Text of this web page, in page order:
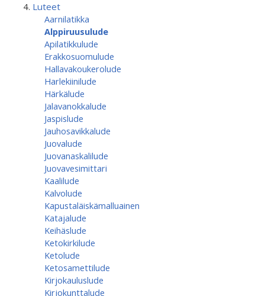
Luteet
Aarnilatikka
Alppiruusulude
Apilatikkulude
Erakkosuomulude
Hallavakoukerolude
Harlekiinilude
Härkälude
Jalavanokkalude
Jaspislude
Jauhosavikkalude
Juovalude
Juovanaskalilude
Juovavesimittari
Kaalilude
Kalvolude
Kapustaläiskämalluainen
Katajalude
Keihäslude
Ketokirkilude
Ketolude
Ketosamettilude
Kirjokauluslude
Kirjokunttalude